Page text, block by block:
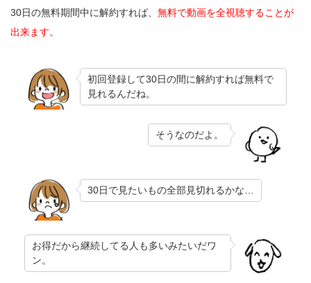
30日の無料期間中に解約すれば、 無料で動画を全視聴することが
出来ます。
初回登録して30日の間に解約すれば無料で
見れるんだね。
そうなのだよ。
30日で見たいもの全部見切れるかな…
お得だから継続してる人も多いみたいだワ
ン。